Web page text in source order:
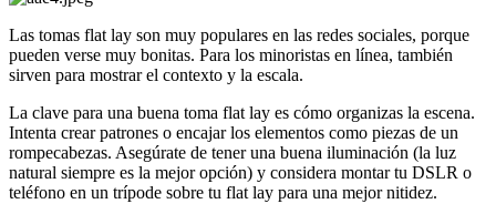
Las tomas flat lay son muy populares en las redes sociales, porque
pueden verse muy bonitas. Para los minoristas en línea, también
sirven para mostrar el contexto y la escala.
La clave para una buena toma flat lay es cómo organizas la escena.
Intenta crear patrones o encajar los elementos como piezas de un
rompecabezas. Asegúrate de tener una buena iluminación (la luz
natural siempre es la mejor opción) y considera montar tu DSLR o
teléfono en un trípode sobre tu flat lay para una mejor nitidez.